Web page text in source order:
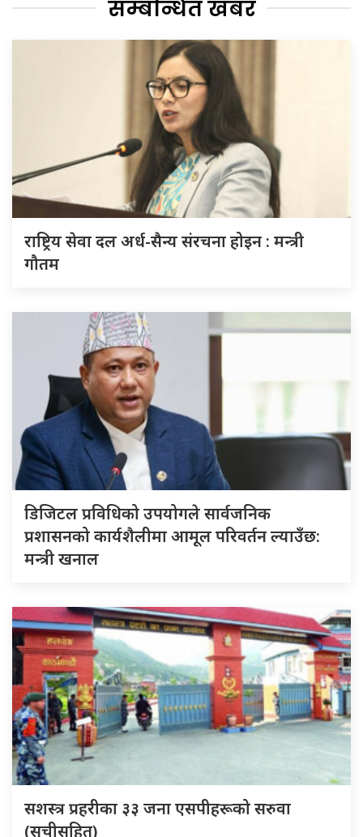
सम्बन्धित खबर
राष्ट्रिय सेवा दल अर्ध-सैन्य संरचना होइन : मन्त्री
गौतम
डिजिटल प्रविधिको उपयोगले सार्वजनिक
प्रशासनको कार्यशैलीमा आमूल परिवर्तन ल्याउँछ:
मन्त्री खनाल
सशस्त्र प्रहरीका ३३ जना एसपीहरूको सरुवा
(सूचीसहित)